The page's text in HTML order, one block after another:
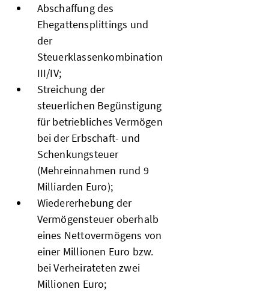
Abschaffung des
Ehegattensplittings und
der
Steuerklassenkombination
III/IV;
Streichung der
steuerlichen Begünstigung
für betriebliches Vermögen
bei der Erbschaft- und
Schenkungsteuer
(Mehreinnahmen rund 9
Milliarden Euro);
Wiedererhebung der
Vermögensteuer oberhalb
eines Nettovermögens von
einer Millionen Euro bzw.
bei Verheirateten zwei
Millionen Euro;